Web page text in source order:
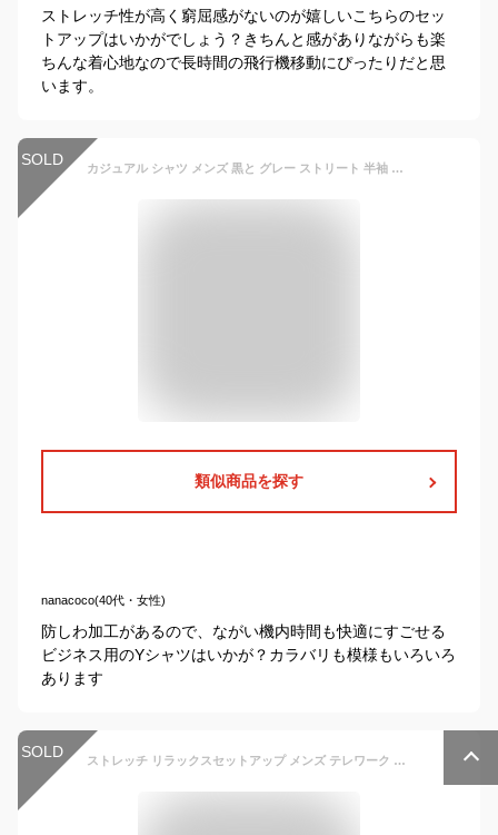
ストレッチ性が高く窮屈感がないのが嬉しいこちらのセッ
トアップはいかがでしょう？きちんと感がありながらも楽
ちんな着心地なので長時間の飛行機移動にぴったりだと思
います。
SOLD カジュアル シャツ メンズ 黒と グレー ストリート 半袖 シャツ スリム ビジネス フォーマルウェア 防 シワ 白 長袖 スーツ シャツ
類似商品を探す
nanacoco(40代・女性)
防しわ加工があるので、ながい機内時間も快適にすごせる
ビジネス用のYシャツはいかが？カラバリも模様もいろいろ
あります
SOLD ストレッチ リラックスセットアップ メンズ テレワーク パンツ 伸縮 送料無料 テーラードジャケット セットアップ 秋 ビジネス スウェット カジュアルスーツ ジャージ オールシーズン 春 上下セット 2点セット フォマール ゴルフウェア スーツ